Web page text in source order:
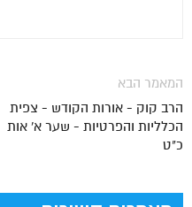
המאמר הבא
הרב קוק - אורות הקודש - צפית
הכלליות והפרטיות - שער א' אות
כ"ט